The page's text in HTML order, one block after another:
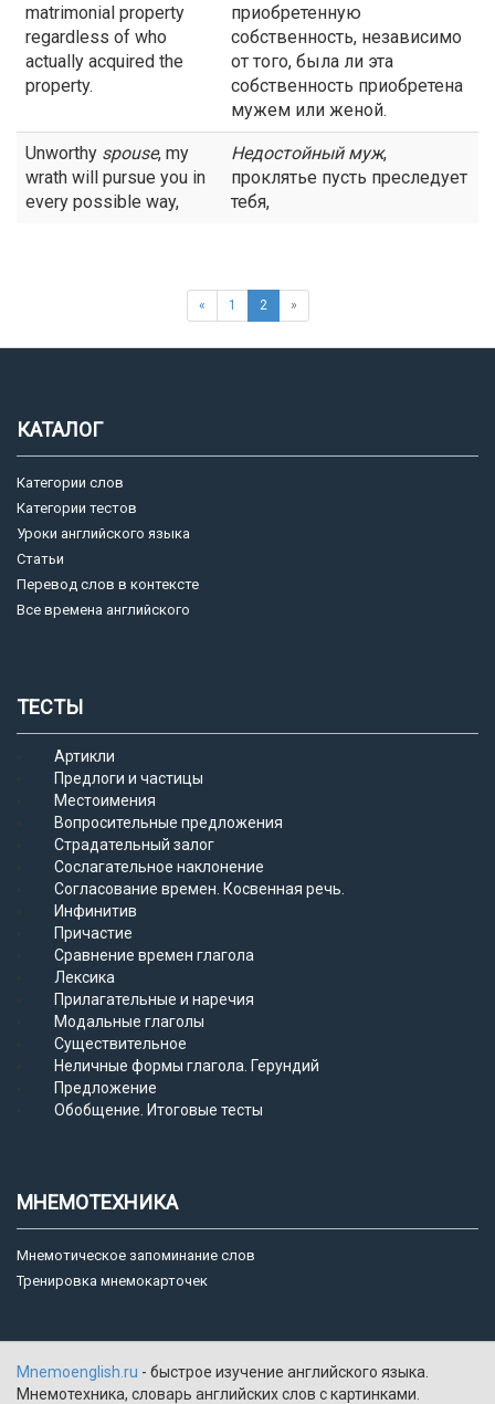
matrimonial property
regardless of who
actually acquired the
property.
приобретенную
собственность, независимо
от того, была ли эта
собственность приобретена
мужем или женой.
Unworthy spouse, my
wrath will pursue you in
every possible way,
Недостойный муж,
проклятье пусть преследует
тебя,
« 1 2 »
КАТАЛОГ
Категории слов
Категории тестов
Уроки английского языка
Статьи
Перевод слов в контексте
Все времена английского
ТЕСТЫ
Артикли
Предлоги и частицы
Местоимения
Вопросительные предложения
Страдательный залог
Сослагательное наклонение
Согласование времен. Косвенная речь.
Инфинитив
Причастие
Сравнение времен глагола
Лексика
Прилагательные и наречия
Модальные глаголы
Существительное
Неличные формы глагола. Герундий
Предложение
Обобщение. Итоговые тесты
МНЕМОТЕХНИКА
Мнемотическое запоминание слов
Тренировка мнемокарточек
Mnemoenglish.ru - быстрое изучение английского языка.
Мнемотехника, словарь английских слов с картинками.